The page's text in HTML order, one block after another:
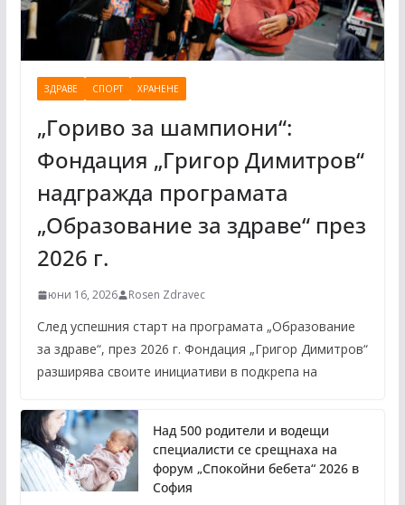
ЗДРАВЕ СПОРТ ХРАНЕНЕ
„Гориво за шампиони“:
Фондация „Григор Димитров“
надгражда програмата
„Образование за здраве“ през
2026 г.
юни 16, 2026 Rosen Zdravec
След успешния старт на програмата „Образование
за здраве“, през 2026 г. Фондация „Григор Димитров“
разширява своите инициативи в подкрепа на
Над 500 родители и водещи
специалисти се срещнаха на
форум „Спокойни бебета“ 2026 в
София